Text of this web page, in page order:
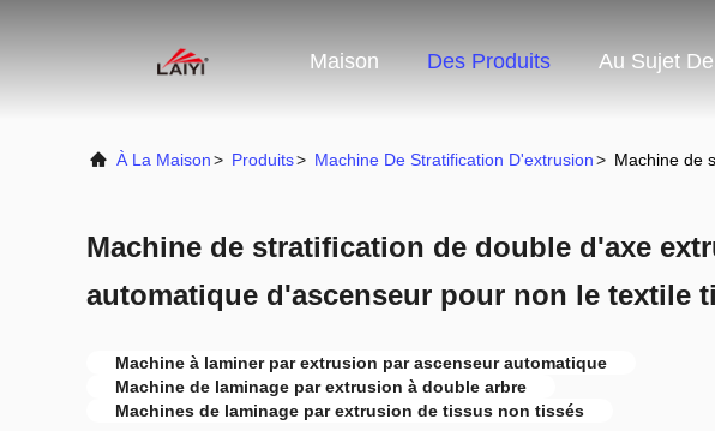
Maison Des Produits Au Sujet
À La Maison> Produits> Machine De Stratification D'extrusion> Machine de
Machine de stratification de double d'axe
automatique d'ascenseur pour non le textile
Machine à laminer par extrusion par ascenseur automatique
Machine de laminage par extrusion à double arbre
Machines de laminage par extrusion de tissus non tissés